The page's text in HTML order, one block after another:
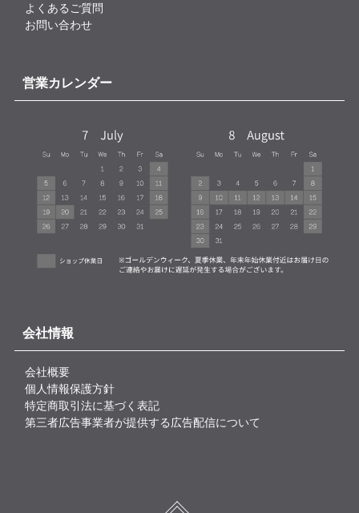
よくあるご質問
お問い合わせ
営業カレンダー
会社情報
会社概要
個人情報保護方針
特定商取引法に基づく表記
第三者広告事業者が提供する広告配信について